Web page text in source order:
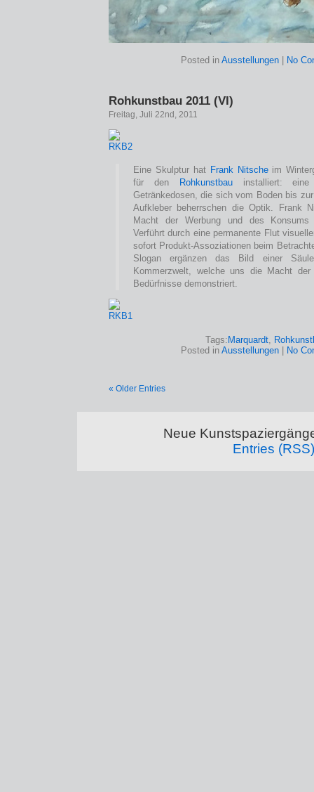
Posted in Ausstellungen| No
Rohkunstbau 2011 (VI)
Freitag, Juli 22nd, 2011
Eine Skulptur hat Frank Nitscheim
für den
Rohkunstbauinstalliert: eine
Getränkedosen, die sich vom Boden bis
Aufkleber beherrschen die Optik. Frank
Macht der Werbung und des
Verführt durch eine permanente Flut
sofort Produkt-Assoziationen beim
Slogan ergänzen das Bild einer
Kommerzwelt, welche uns die Macht der
Bedürfnisse demonstriert.
Tags: Marquardt,
Posted in Ausstellungen| No
« Older Entries
Neue
Entries (RSS)